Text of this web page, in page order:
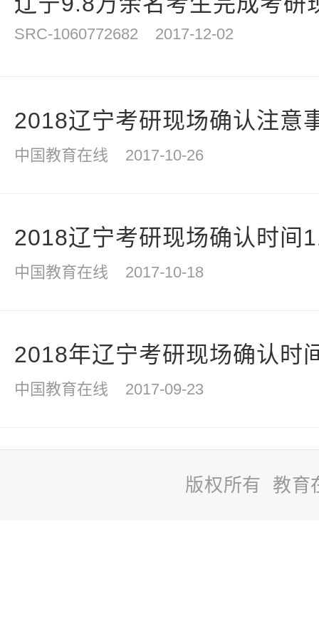
SRC-1060772682 2017-12-02
2018辽宁考研现场确认注意
中国教育在线 2017-10-26
2018辽宁考研现场确认时间
中国教育在线 2017-10-18
2018年辽宁考研现场确认时
中国教育在线 2017-09-23
版权所有 教育